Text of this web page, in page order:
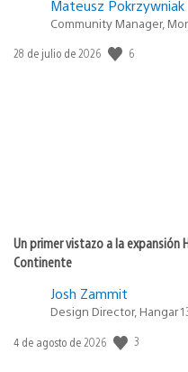
Mateusz Pokrzywniak
Community Manager,
Fecha
28 de julio de 2026 6
Un primer vistazo a la expansión
Continente
Josh Zammit
Design Director, Hangar
Fecha
4 de agosto de 2026 3